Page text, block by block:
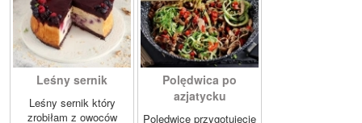
Leśny sernik
Leśny sernik który
zrobiłam z owoców
Polędwica po
azjatycku
Polędwicę przygotujecie